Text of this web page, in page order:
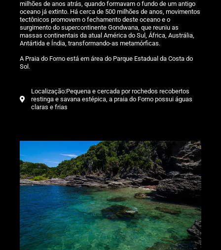
milhões de anos atrás, quando formavam o fundo de um antigo
oceano já extinto. Há cerca de 500 milhões de anos, movimentos
tectônicos promovem o fechamento deste oceano e o
surgimento do supercontinente Gondwana, que reuniu as
massas continentais da atual América do Sul, África, Austrália,
Antártida e Índia, transformando-as metamórficas.
A Praia do Forno está em área do Parque Estadual da Costa do
Sol.
Localização:Pequena e cercada por rochedos recobertos
restinga e savana estépica, a praia do Forno possui águas
claras e frias